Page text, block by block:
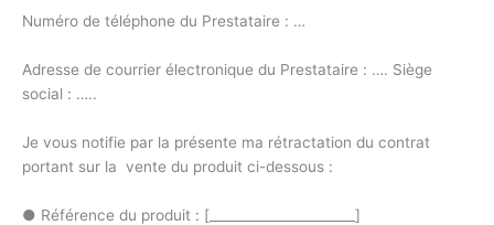
Numéro de téléphone du Prestataire : …
Adresse de courrier électronique du Prestataire : …. Siège
social : …..
Je vous notifie par la présente ma rétractation du contrat
portant sur la vente du produit ci-dessous :
● Référence du produit : [______________________]